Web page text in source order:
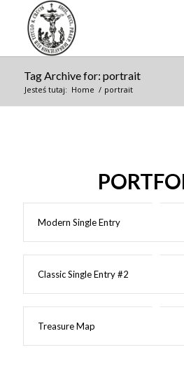
Tag Archive for: portrait
Jesteś tutaj: Home / portrait
Modern Single Entry
Classic Single Entry #2
Treasure Map